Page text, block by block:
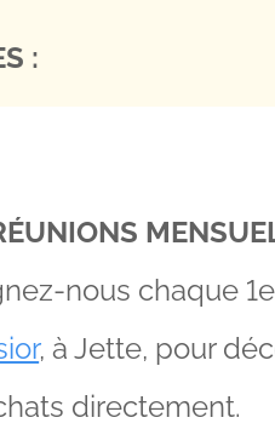
:
nous chaque
, à Jette, pour
directement.